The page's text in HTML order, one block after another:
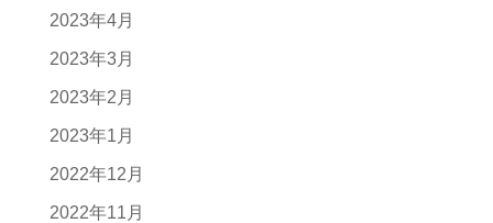
2023年4月
2023年3月
2023年2月
2023年1月
2022年12月
2022年11月